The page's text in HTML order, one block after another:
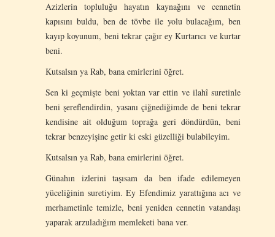
Azizlerin topluluğu hayatın kaynağını ve cennetin
kapısını buldu, ben de tövbe ile yolu bulacağım, ben
kayıp koyunum, beni tekrar çağır ey Kurtarıcı ve kurtar
beni.
Kutsalsın ya Rab, bana emirlerini öğret.
Sen ki geçmişte beni yoktan var ettin ve ilahî suretinle
beni şereflendirdin, yasanı çiğnediğimde de beni tekrar
kendisine ait olduğum toprağa geri döndürdün, beni
tekrar benzeyişine getir ki eski güzelliği bulabileyim.
Kutsalsın ya Rab, bana emirlerini öğret.
Günahın izlerini taşısam da ben ifade edilemeyen
yüceliğinin suretiyim. Ey Efendimiz yarattığına acı ve
merhametinle temizle, beni yeniden cennetin vatandaşı
yaparak arzuladığım memleketi bana ver.